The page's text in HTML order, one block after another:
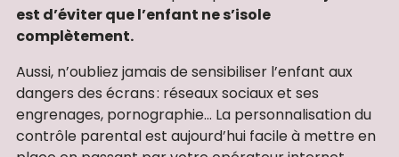
est d’éviter que l’enfant ne s’isole
complètement.
Aussi, n’oubliez jamais de sensibiliser l’enfant aux
dangers des écrans : réseaux sociaux et ses
engrenages, pornographie… La personnalisation du
contrôle parental est aujourd’hui facile à mettre en